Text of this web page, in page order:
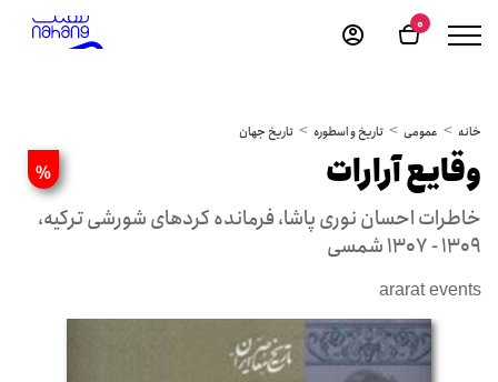
0
خانه عمومی تاریخ و اسطوره تاریخ جهان
% وقایع آرارات
خاطرات احسان نوری پاشا، فرمانده کردهای شورشی ترکیه،
1309 - 1307 شمسی
ararat events